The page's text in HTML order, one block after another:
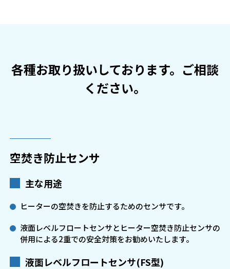
各種お取り扱いしております。ご相談
ください。
空焚き防止センサ
主な用途
ヒーターの空焚きを防止するためのセンサです。
液面レベルフロートセンサとヒーター空焚き防止センサの
併用による2重での安全対策をお勧めいたします。
液面レベルフロートセンサ(FS型)